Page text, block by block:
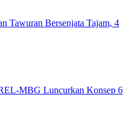
Tawuran Bersenjata Tajam, 4
MBG Luncurkan Konsep 6